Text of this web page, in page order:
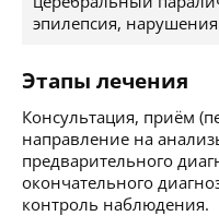
эпилепсия, нарушения
Этапы лечения
Консультация, приём
направление на
предварительного
окончательного
контроль наблюдения.